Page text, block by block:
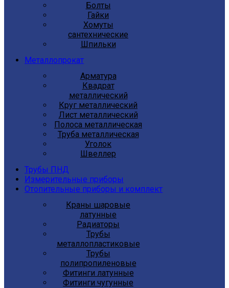
Болты
Гайки
Хомуты
сантехнические
Шпильки
Металлопрокат
Арматура
Квадрат
металлический
Круг металлический
Лист металлический
Полоса металлическая
Труба металлическая
Уголок
Швеллер
Трубы ПНД
Измерительные приборы
Отопительные приборы и комплект
Краны шаровые
латунные
Радиаторы
Трубы
металлопластиковые
Трубы
полипропиленовые
Фитинги латунные
Фитинги чугунные